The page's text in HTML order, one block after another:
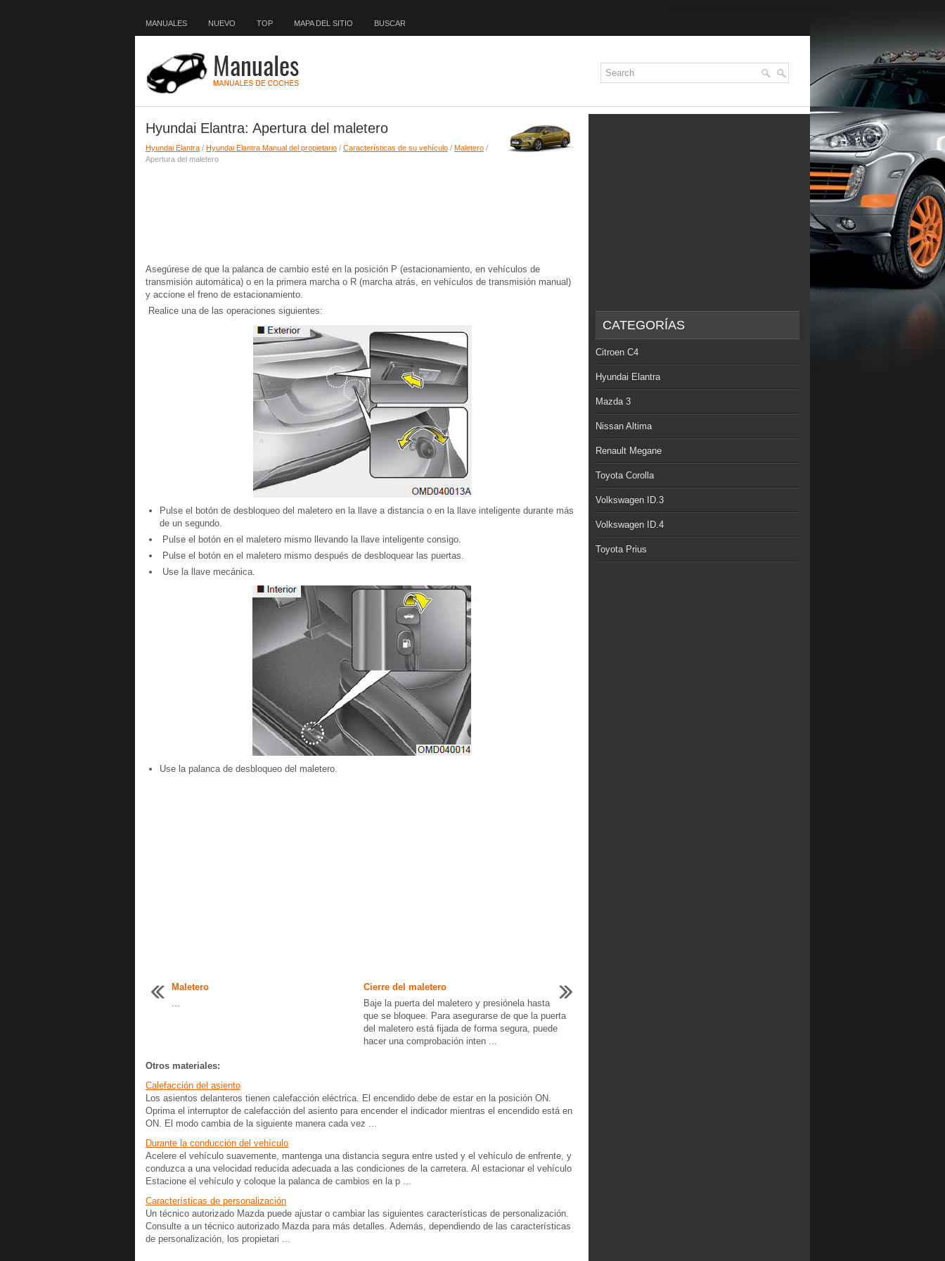
MANUALES NUEVO TOP MAPA DEL SITIO BUSCAR
Hyundai Elantra: Apertura del maletero
Hyundai Elantra / Hyundai Elantra Manual del propietario / Características de su vehículo / Maletero /
Apertura del maletero
Asegúrese de que la palanca de cambio esté en la posición P (estacionamiento, en vehículos de
transmisión automática) o en la primera marcha o R (marcha atrás, en vehículos de transmisión manual)
y accione el freno de estacionamiento.
Realice una de las operaciones siguientes:
Pulse el botón de desbloqueo del maletero en la llave a distancia o en la llave inteligente durante más
de un segundo.
Pulse el botón en el maletero mismo llevando la llave inteligente consigo.
Pulse el botón en el maletero mismo después de desbloquear las puertas.
Use la llave mecánica.
Use la palanca de desbloqueo del maletero.
Maletero
...
Cierre del maletero
Baje la puerta del maletero y presiónela hasta
que se bloquee. Para asegurarse de que la puerta
del maletero está fijada de forma segura, puede
hacer una comprobación inten ...
Otros materiales:
Calefacción del asiento
Los asientos delanteros tienen calefacción eléctrica. El encendido debe de estar en la posición ON.
Oprima el interruptor de calefacción del asiento para encender el indicador mientras el encendido está en
ON. El modo cambia de la siguiente manera cada vez ...
Durante la conducción del vehículo
Acelere el vehículo suavemente, mantenga una distancia segura entre usted y el vehículo de enfrente, y
conduzca a una velocidad reducida adecuada a las condiciones de la carretera. Al estacionar el vehículo
Estacione el vehículo y coloque la palanca de cambios en la p ...
Características de personalización
Un técnico autorizado Mazda puede ajustar o cambiar las siguientes características de personalización.
Consulte a un técnico autorizado Mazda para más detalles. Además, dependiendo de las características
de personalización, los propietari ...
CATEGORÍAS
Citroen C4
Hyundai Elantra
Mazda 3
Nissan Altima
Renault Megane
Toyota Corolla
Volkswagen ID.3
Volkswagen ID.4
Toyota Prius